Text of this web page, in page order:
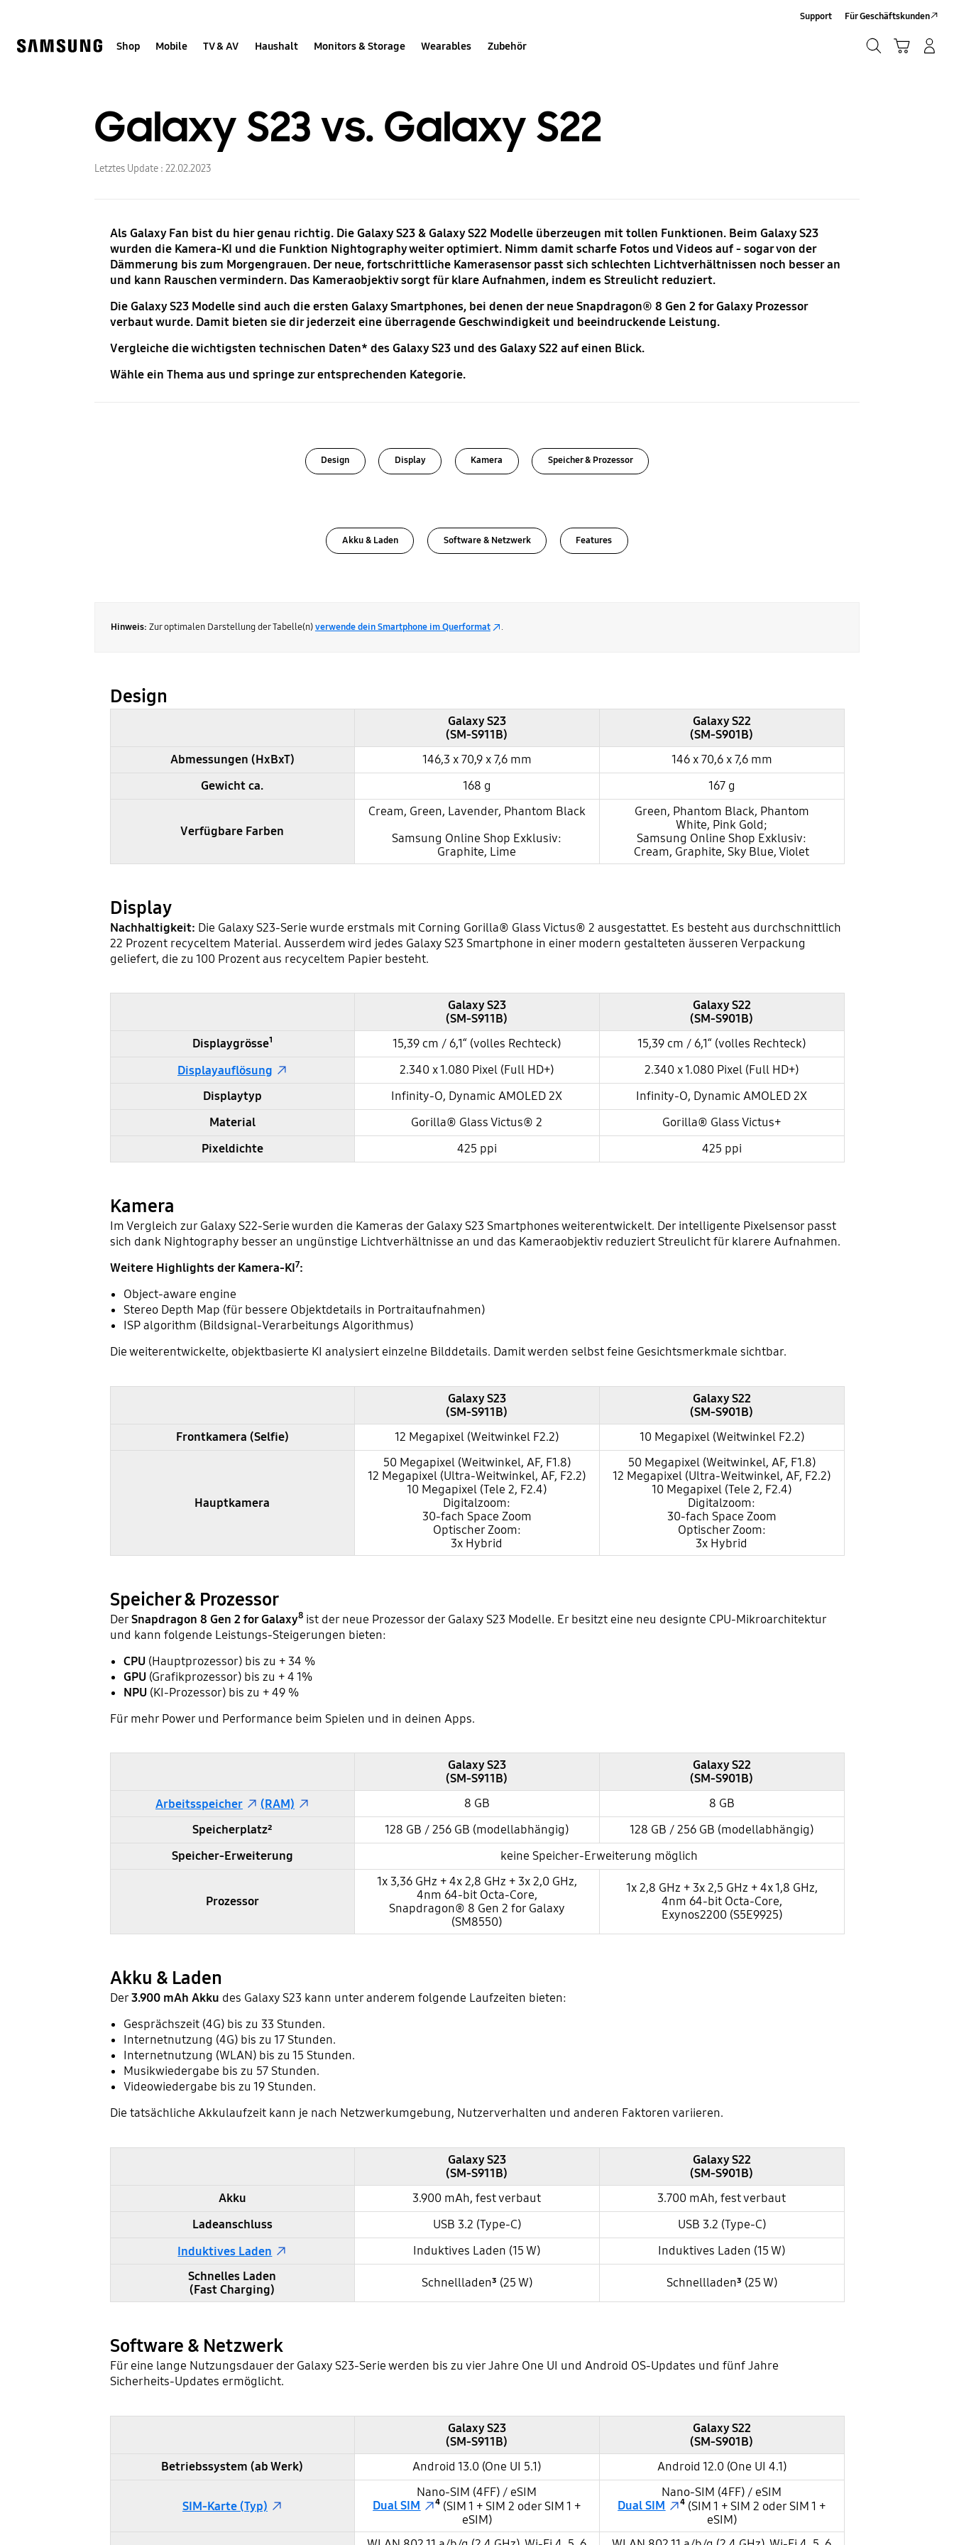
Shop Mobile TV & AV Haushalt Monitors & Storage Wearables Zubehör
Support Für Geschäftskunden
Galaxy S23 vs. Galaxy S22
Letztes Update : 22.02.2023
Als Galaxy Fan bist du hier genau richtig. Die Galaxy S23 & Galaxy S22 Modelle überzeugen mit tollen Funktionen. Beim Galaxy S23
wurden die Kamera-KI und die Funktion Nightography weiter optimiert. Nimm damit scharfe Fotos und Videos auf - sogar von der
Dämmerung bis zum Morgengrauen. Der neue, fortschrittliche Kamerasensor passt sich schlechten Lichtverhältnissen noch besser an
und kann Rauschen vermindern. Das Kameraobjektiv sorgt für klare Aufnahmen, indem es Streulicht reduziert.
Die Galaxy S23 Modelle sind auch die ersten Galaxy Smartphones, bei denen der neue Snapdragon® 8 Gen 2 for Galaxy Prozessor
verbaut wurde. Damit bieten sie dir jederzeit eine überragende Geschwindigkeit und beeindruckende Leistung.
Vergleiche die wichtigsten technischen Daten* des Galaxy S23 und des Galaxy S22 auf einen Blick.
Wähle ein Thema aus und springe zur entsprechenden Kategorie.
Design Display Kamera Speicher & Prozessor
Akku & Laden Software & Netzwerk Features
Hinweis: Zur optimalen Darstellung der Tabelle(n)verwende dein Smartphone im Querformat .
Design
Galaxy S23
(SM-S911B)
Galaxy S22
(SM-S901B)
Abmessungen (HxBxT)
146,3 x 70,9 x 7,6 mm
146 x 70,6 x 7,6 mm
Gewicht ca.
168 g 167 g
Verfügbare Farben
Cream, Green, Lavender, Phantom Black
Samsung Online Shop Exklusiv:
Graphite, Lime
Green, Phantom Black, Phantom
White, Pink Gold;
Samsung Online Shop Exklusiv:
Cream, Graphite, Sky Blue, Violet
Display
Nachhaltigkeit: Die Galaxy S23-Serie wurde erstmals mit Corning Gorilla® Glass Victus® 2 ausgestattet. Es besteht aus durchschnittlich
22 Prozent recyceltem Material. Ausserdem wird jedes Galaxy S23 Smartphone in einer modern gestalteten äusseren Verpackung
geliefert, die zu 100 Prozent aus recyceltem Papier besteht.
Galaxy S23
(SM-S911B)
Galaxy S22
(SM-S901B)
Displaygrösse¹
15,39 cm / 6,1“ (volles Rechteck)
15,39 cm / 6,1“ (volles Rechteck)
Displayauflösung
2.340 x 1.080 Pixel (Full HD+)
2.340 x 1.080 Pixel (Full HD+)
Displaytyp
Infinity-O, Dynamic AMOLED 2X
Infinity-O, Dynamic AMOLED 2X
Material
Gorilla® Glass Victus® 2
Gorilla® Glass Victus+
Pixeldichte
425 ppi 425 ppi
Kamera
Im Vergleich zur Galaxy S22-Serie wurden die Kameras der Galaxy S23 Smartphones weiterentwickelt. Der intelligente Pixelsensor passt
sich dank Nightography besser an ungünstige Lichtverhältnisse an und das Kameraobjektiv reduziert Streulicht für klarere Aufnahmen.
Weitere Highlights der Kamera-KI7:
Object-aware engine
Stereo Depth Map (für bessere Objektdetails in Portraitaufnahmen)
ISP algorithm (Bildsignal-Verarbeitungs Algorithmus)
Die weiterentwickelte, objektbasierte KI analysiert einzelne Bilddetails. Damit werden selbst feine Gesichtsmerkmale sichtbar.
Galaxy S23
(SM-S911B)
Galaxy S22
(SM-S901B)
Frontkamera (Selfie)
12 Megapixel (Weitwinkel F2.2) 10 Megapixel (Weitwinkel F2.2)
Hauptkamera
50 Megapixel (Weitwinkel, AF, F1.8)
12 Megapixel (Ultra-Weitwinkel, AF, F2.2)
10 Megapixel (Tele 2, F2.4)
Digitalzoom:
30-fach Space Zoom
Optischer Zoom:
3x Hybrid
50 Megapixel (Weitwinkel, AF, F1.8)
12 Megapixel (Ultra-Weitwinkel, AF, F2.2)
10 Megapixel (Tele 2, F2.4)
Digitalzoom:
30-fach Space Zoom
Optischer Zoom:
3x Hybrid
Speicher & Prozessor
DerSnapdragon 8 Gen 2 for Galaxy8ist der neue Prozessor der Galaxy S23 Modelle. Er besitzt eine neu designte CPU-Mikroarchitektur
und kann folgende Leistungs-Steigerungen bieten:
CPU(Hauptprozessor) bis zu + 34 %
GPU (Grafikprozessor) bis zu + 4 1%
NPU(KI-Prozessor) bis zu + 49 %
Für mehr Power und Performance beim Spielen und in deinen Apps.
Galaxy S23
(SM-S911B)
Galaxy S22
(SM-S901B)
Arbeitsspeicher
(RAM) 8 GB
8 GB
Speicherplatz²
128 GB / 256 GB (modellabhängig)
128 GB / 256 GB (modellabhängig)
Speicher-Erweiterung
keine Speicher-Erweiterung möglich
Prozessor
1x 3,36 GHz + 4x 2,8 GHz + 3x 2,0 GHz,
4nm 64-bit Octa-Core,
Snapdragon® 8 Gen 2 for Galaxy
(SM8550)
1x 2,8 GHz + 3x 2,5 GHz + 4x 1,8 GHz,
4nm 64-bit Octa-Core,
Exynos2200 (S5E9925)
Akku & Laden
Der3.900 mAh Akku des Galaxy S23 kann unter anderem folgende Laufzeiten bieten:
Gesprächszeit (4G) bis zu 33 Stunden.
Internetnutzung (4G) bis zu 17 Stunden.
Internetnutzung (WLAN) bis zu 15 Stunden.
Musikwiedergabe bis zu 57 Stunden.
Videowiedergabe bis zu 19 Stunden.
Die tatsächliche Akkulaufzeit kann je nach Netzwerkumgebung, Nutzerverhalten und anderen Faktoren variieren.
Galaxy S23
(SM-S911B)
Galaxy S22
(SM-S901B)
Akku
3.900 mAh, fest verbaut
3.700 mAh, fest verbaut
Ladeanschluss
USB 3.2 (Type-C)
USB 3.2 (Type-C)
Induktives Laden
Induktives Laden (15 W)
Induktives Laden (15 W)
Schnelles Laden
(Fast Charging)
Schnellladen³ (25 W) Schnellladen³ (25 W)
Software & Netzwerk
Für eine lange Nutzungsdauer der Galaxy S23-Serie werden bis zu vier Jahre One UI und Android OS-Updates und fünf Jahre
Sicherheits-Updates ermöglicht.
Galaxy S23
(SM-S911B)
Galaxy S22
(SM-S901B)
Betriebssystem (ab Werk)
Android 13.0 (One UI 5.1) Android 12.0 (One UI 4.1)
SIM-Karte (Typ)
Nano-SIM (4FF) / eSIM
Dual SIM
⁴ (SIM 1 + SIM 2 oder SIM 1 +
eSIM)
Nano-SIM (4FF) / eSIM
Dual SIM
⁴ (SIM 1 + SIM 2 oder SIM 1 +
eSIM)